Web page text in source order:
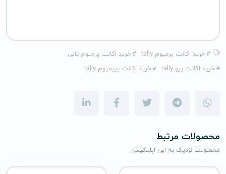
#خرید اکانت پرمیوم tally #خرید اکانت پرمیوم تالی
#خرید اکانت پرو tally #خرید اکانت پریمیوم tally
محصولات مرتبط
محصولات نزدیک به این اپلیکیشن